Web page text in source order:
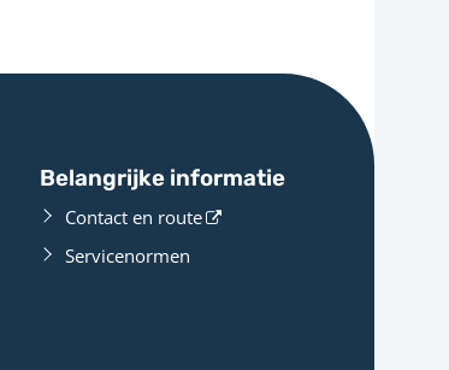
Belangrijke informatie
Contact en route
Servicenormen